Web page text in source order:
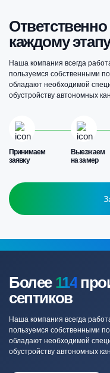
каждому
Наша компания всегда
пользуемся собственными
обладают необходимой
обустройству автономных
Принимаем
заявку
Выезжаем
на замер
Более 114
септиков
Наша компания всегда
пользуемся собственными
обладают необходимой
обустройству автономных